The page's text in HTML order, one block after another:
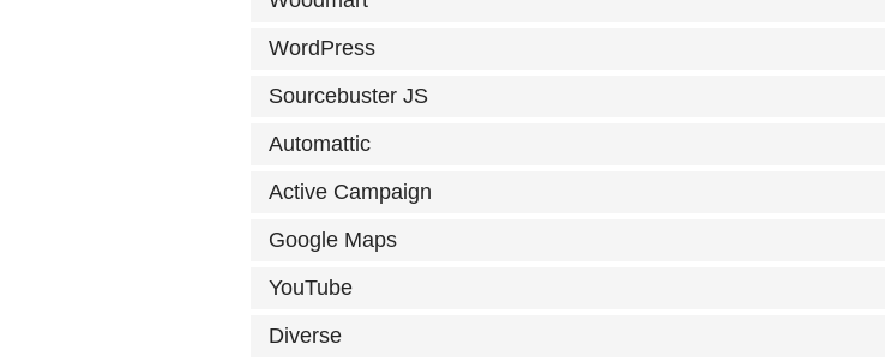
WordPress
Sourcebuster JS
Automattic
Active Campaign
Google Maps
YouTube
Diverse